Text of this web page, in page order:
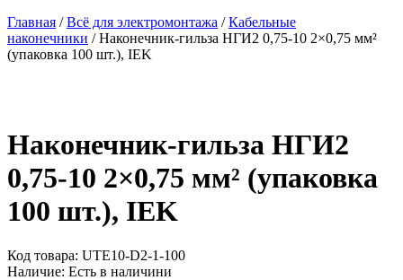
Главная /Всё для электромонтажа /Кабельные
наконечники / Наконечник-гильза НГИ2 0,75-10 2×0,75 мм²
(упаковка 100 шт.), IEK
Наконечник-гильза НГИ2
0,75-10 2×0,75 мм² (упаковка
100 шт.), IEK
Код товара: UTE10-D2-1-100
Наличие: Есть в наличини